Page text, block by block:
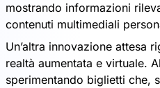
mostrando informazioni
contenuti multimediali
Un’altra innovazione attesa
realtà aumentata e virtuale.
sperimentando biglietti che,